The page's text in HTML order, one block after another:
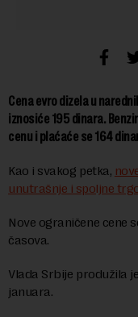
Cena evro dizela u
iznosiće 195 dinara.
cenu i plaćaće se 164
Kao i svakog petka,
unutrašnje i spoljne
Nove ograničene cene
časova.
Vlada Srbije produžila
januara.